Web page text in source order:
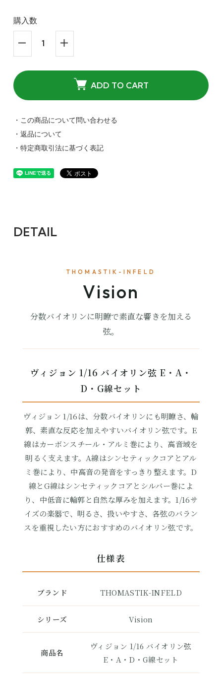
購入数
ADD TO CART
・この商品について問い合わせる
・返品について
・特定商取引法に基づく表記
DETAIL
THOMASTIK-INFELD
Vision
分数バイオリンに明瞭で素直な響きを加える
弦。
ヴィジョン 1/16 バイオリン弦 E・A・
D・G線セット
ヴィジョン 1/16は、分数バイオリンにも明瞭さ、輪
郭、素直な反応を加えやすいバイオリン弦です。E
線はカーボンスチール・アルミ巻により、高音域を
明るく支えます。A線はシンセティックコアとアル
ミ巻により、中高音の発音をすっきり整えます。D
線とG線はシンセティックコアとシルバー巻によ
り、中低音に輪郭と自然な厚みを加えます。1/16サ
イズの楽器で、明るさ、扱いやすさ、各弦のバラン
スを重視したい方におすすめのバイオリン弦です。
仕様表
ブランド THOMASTIK-INFELD
シリーズ Vision
商品名
ヴィジョン 1/16 バイオリン弦
E・A・D・G線セット